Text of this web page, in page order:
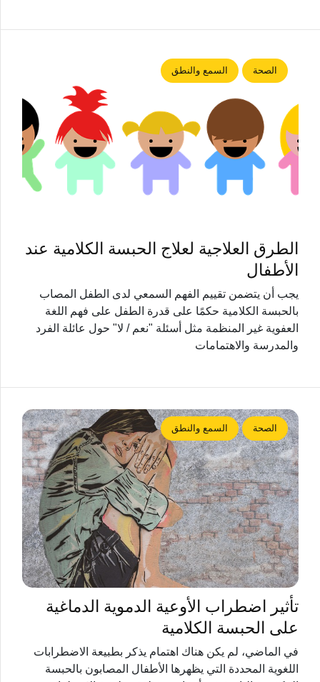
الصحة السمع والنطق
الطرق العلاجية لعلاج الحبسة الكلامية عند
الأطفال
يجب أن يتضمن تقييم الفهم السمعي لدى الطفل المصاب
بالحبسة الكلامية حكمًا على قدرة الطفل على فهم اللغة
العفوية غير المنظمة مثل أسئلة "نعم / لا" حول عائلة الفرد
والمدرسة والاهتمامات
الصحة السمع والنطق
تأثير اضطراب الأوعية الدموية الدماغية
على الحبسة الكلامية
في الماضي، لم يكن هناك اهتمام يذكر بطبيعة الاضطرابات
اللغوية المحددة التي يظهرها الأطفال المصابون بالحبسة